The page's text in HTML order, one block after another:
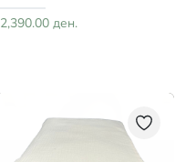
2,390.00 ден.